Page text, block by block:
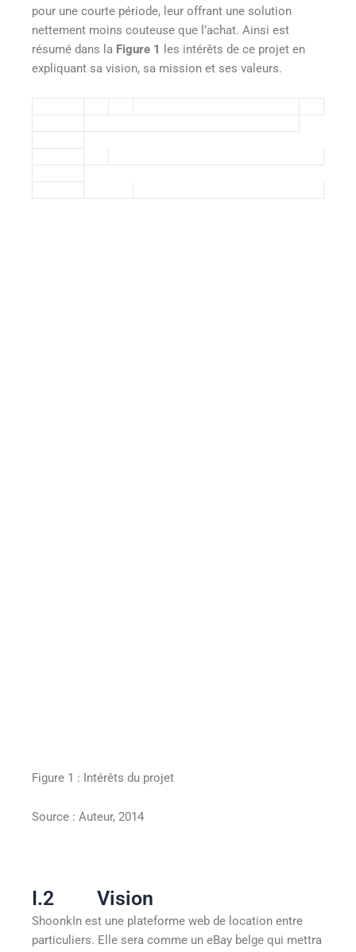
pour une courte période, leur offrant une solution
nettement moins couteuse que l’achat. Ainsi est
résumé dans la Figure 1
les intérêts de ce projet en
expliquant sa vision, sa mission et ses valeurs.
Figure 1 : Intérêts du projet
Source : Auteur, 2014
I.2 Vision
ShoonkIn est une plateforme web de location entre
particuliers. Elle sera comme un eBay belge qui mettra